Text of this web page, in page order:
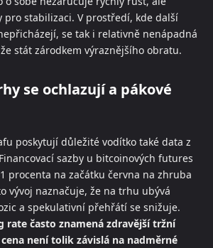
pro stabilizaci. V prostředí, kde další
se tak i relativně nenápadná
stát zárodkem výraznějšího obratu.
se ochlazují a pákové
poskytují důležité vodítko také data z
sazby u bitcoinových futures
procenta na začátku června na zhruba
vývoj naznačuje, že na trhu ubývá
a spekulativní přehřátí se snižuje.
rate často znamená zdravější tržní
není tolik závislá na nadměrné